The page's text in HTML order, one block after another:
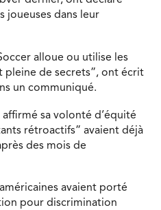
joueuses dans leur
alloue ou utilise les
pleine de secrets”, ont écrit
un communiqué.
sa volonté d’équité
rétroactifs” avaient déjà
des mois de
avaient porté
pour discrimination